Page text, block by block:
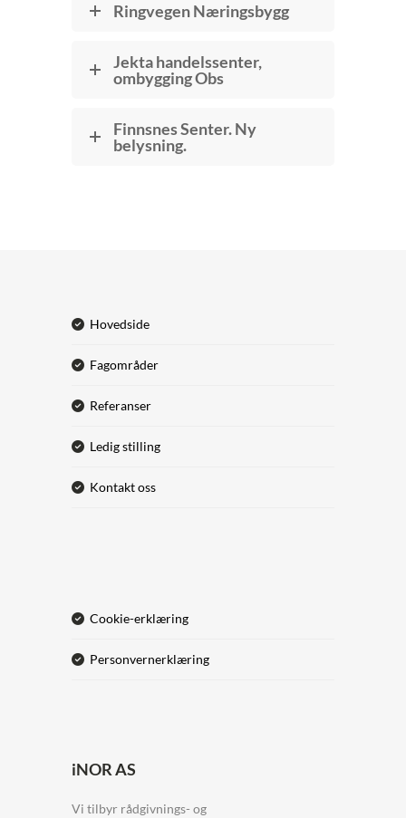
Ringvegen Næringsbygg
Jekta handelssenter,
ombygging Obs
Finnsnes Senter. Ny
belysning.
hovedside
fagområder
referanser
ledig stilling
kontakt oss
cookie-erklæring
personvernerklæring
iNOR AS
Vi tilbyr rådgivnings- og